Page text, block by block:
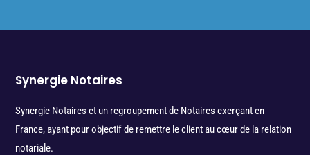
Synergie Notaires
Synergie Notaires et un regroupement de Notaires exerçant en
France, ayant pour objectif de remettre le client au cœur de la relation
notariale.